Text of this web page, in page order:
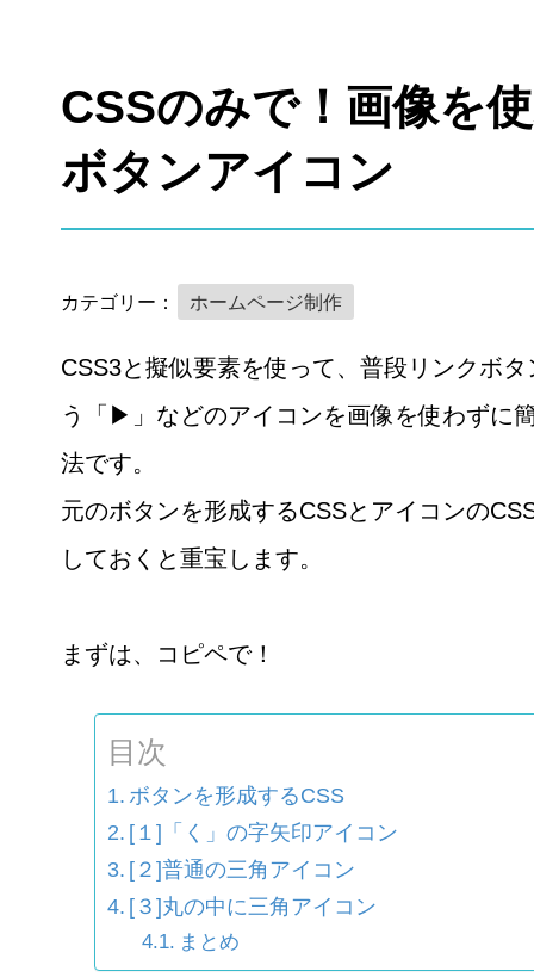
CSSのみで！画像を
ボタンアイコン
カテゴリー： ホームページ制作
CSS3と擬似要素を使って、普段リンクボ
う「▶」などのアイコンを画像を使わずに
法です。
元のボタンを形成するCSSとアイコンの
しておくと重宝します。
まずは、コピペで！
目次
ボタンを形成するCSS
[１]「く」の字矢印アイコン
[２]普通の三角アイコン
[３]丸の中に三角アイコン
まとめ